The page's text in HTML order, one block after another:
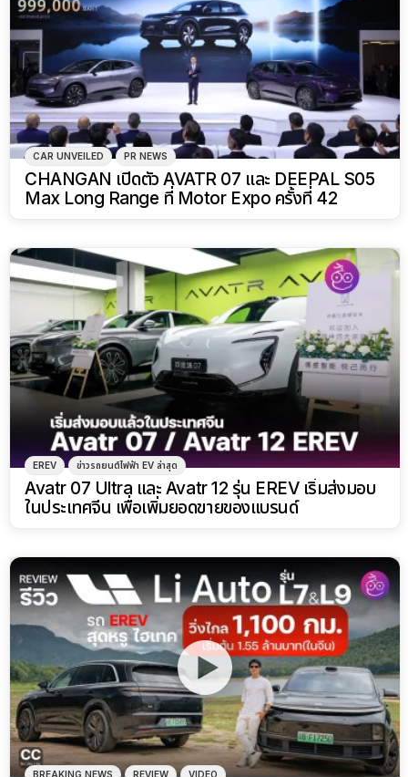
CAR UNVEILED PR NEWS
CHANGAN เปิดตัว AVATR 07 และ DEEPAL S05
Max Long Range ที่ Motor Expo ครั้งที่ 42
EREV ข่าวรถยนต์ไฟฟ้า EV ล่าสุด
Avatr 07 Ultra และ Avatr 12 รุ่น EREV เริ่มส่งมอบ
ในประเทศจีน เพื่อเพิ่มยอดขายของแบรนด์
BREAKING NEWS REVIEW VIDEO